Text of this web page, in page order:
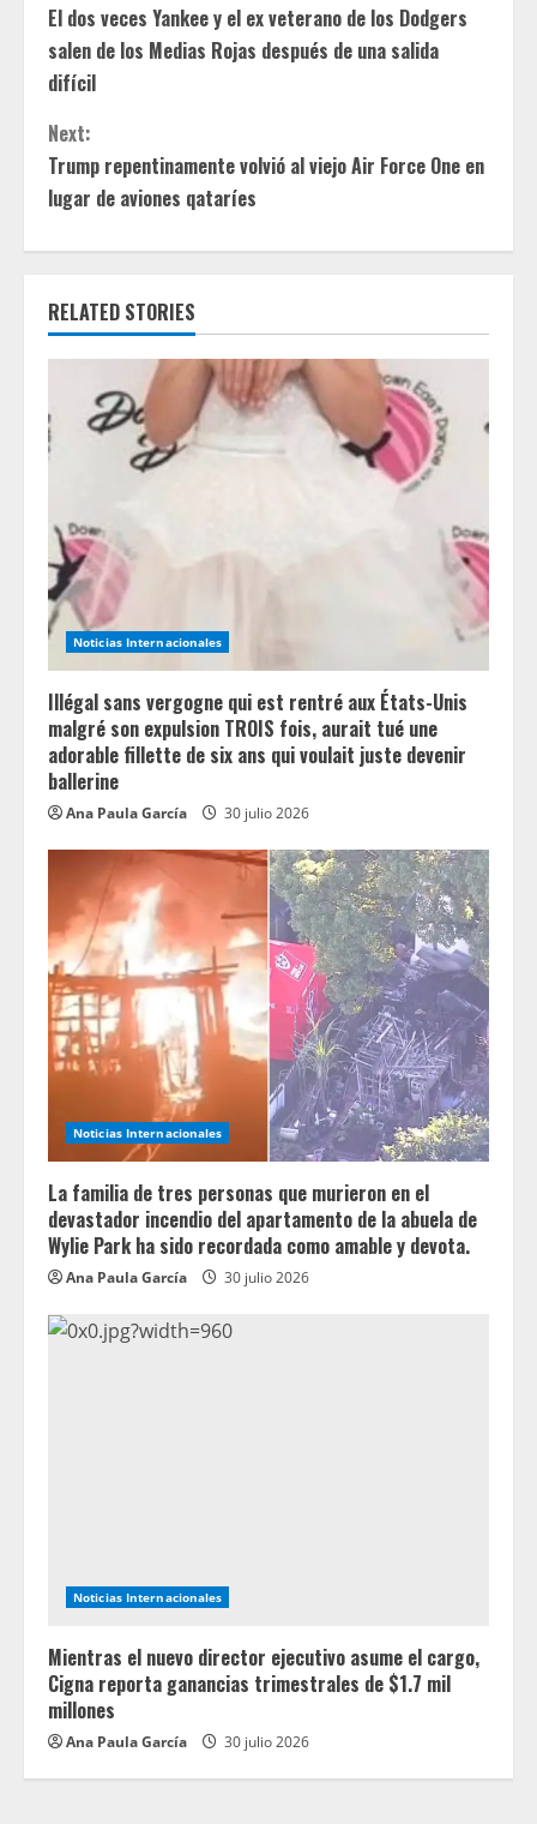
o
n
t
i
n
u
e
e
d
i
n
g
El dos veces Yankee y el ex veterano de los Dodgers
salen de los Medias Rojas después de una salida
difícil
Next:
Trump repentinamente volvió al viejo Air Force One en
lugar de aviones qataríes
RELATED STORIES
Noticias Internacionales
Illégal sans vergogne qui est rentré aux États-Unis
malgré son expulsion TROIS fois, aurait tué une
adorable fillette de six ans qui voulait juste devenir
ballerine
Ana Paula García 30 julio 2026
Noticias Internacionales
La familia de tres personas que murieron en el
devastador incendio del apartamento de la abuela de
Wylie Park ha sido recordada como amable y devota.
Ana Paula García 30 julio 2026
Noticias Internacionales
Mientras el nuevo director ejecutivo asume el cargo,
Cigna reporta ganancias trimestrales de $1.7 mil
millones
Ana Paula García 30 julio 2026